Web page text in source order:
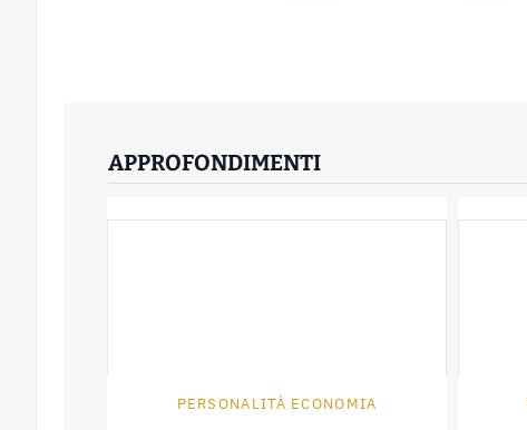
APPROFONDIMENTI
PERSONALITÀ ECONOMIA